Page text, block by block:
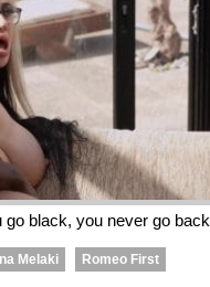
go black, you never go back
Melaki Romeo First